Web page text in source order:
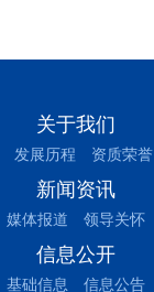
关于我们
发展历程 资质荣誉
新闻资讯
媒体报道 领导关怀
信息公开
基础信息 信息公告